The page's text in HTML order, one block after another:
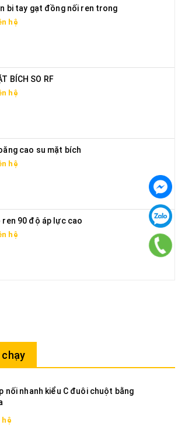
bi tay gạt đồng nối ren trong
hệ
BÍCH SO RF
hệ
cao su mặt bích
hệ
ren 90 độ áp lực cao
hệ
chạy
nối nhanh kiểu C đuôi chuột bằng
hệ